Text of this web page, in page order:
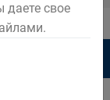
даете свое